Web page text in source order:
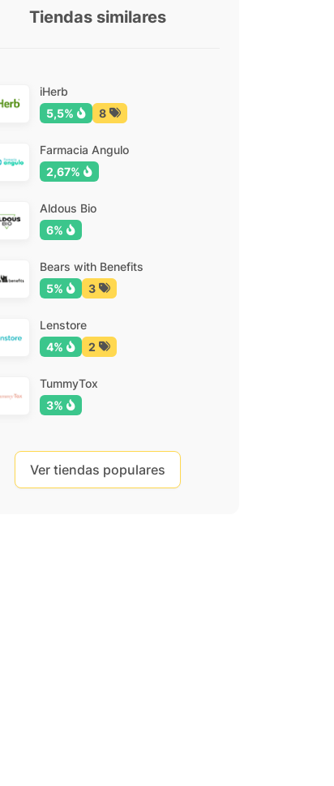
Tiendas similares
iHerb
5,5%
8
Farmacia Angulo
2,67%
Aldous Bio
6%
Bears with Benefits
5%
3
Lenstore
4%
2
TummyTox
3%
Ver tiendas populares